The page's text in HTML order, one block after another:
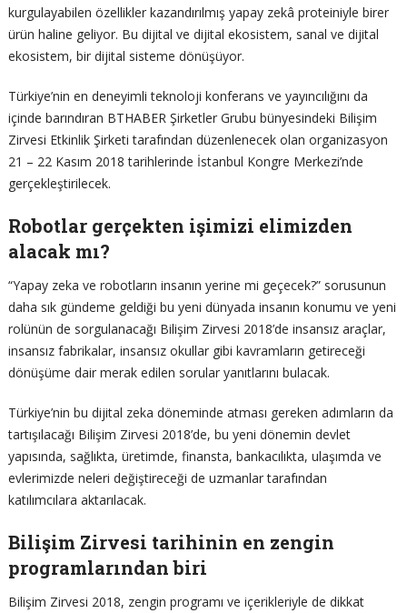
kurgulayabilen özellikler kazandırılmış yapay zekâ proteiniyle birer
ürün haline geliyor. Bu dijital ve dijital ekosistem, sanal ve dijital
ekosistem, bir dijital sisteme dönüşüyor.
Türkiye’nin en deneyimli teknoloji konferans ve yayıncılığını da
içinde barındıran BTHABER Şirketler Grubu bünyesindeki Bilişim
Zirvesi Etkinlik Şirketi tarafından düzenlenecek olan organizasyon
21 – 22 Kasım 2018 tarihlerinde İstanbul Kongre Merkezi’nde
gerçekleştirilecek.
Robotlar gerçekten işimizi elimizden
alacak mı?
“Yapay zeka ve robotların insanın yerine mi geçecek?” sorusunun
daha sık gündeme geldiği bu yeni dünyada insanın konumu ve yeni
rolünün de sorgulanacağı Bilişim Zirvesi 2018’de insansız araçlar,
insansız fabrikalar, insansız okullar gibi kavramların getireceği
dönüşüme dair merak edilen sorular yanıtlarını bulacak.
Türkiye’nin bu dijital zeka döneminde atması gereken adımların da
tartışılacağı Bilişim Zirvesi 2018’de, bu yeni dönemin devlet
yapısında, sağlıkta, üretimde, finansta, bankacılıkta, ulaşımda ve
evlerimizde neleri değiştireceği de uzmanlar tarafından
katılımcılara aktarılacak.
Bilişim Zirvesi tarihinin en zengin
programlarından biri
Bilişim Zirvesi 2018, zengin programı ve içerikleriyle de dikkat